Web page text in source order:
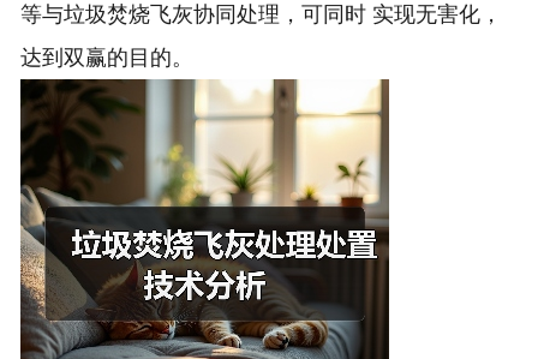
等与垃圾焚烧飞灰协同处理，可同时 实现无害化，
达到双赢的目的。